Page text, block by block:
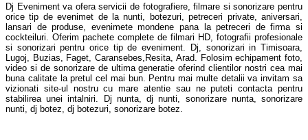
Dj Eveniment va ofera servicii de fotografiere, filmare si sonorizare pentru
orice tip de evenimet de la nunti, botezuri, petreceri private, aniversari,
lansari de produse, evenimete mondene pana la petreceri de firma si
cockteiluri. Oferim pachete complete de filmari HD, fotografii profesionale
si sonorizari pentru orice tip de eveniment. Dj, sonorizari in Timisoara,
Lugoj, Buzias, Faget, Caransebes,Resita, Arad. Folosim echipament foto,
video si de sonorizare de ultima generatie oferind clientilor nostri cea mai
buna calitate la pretul cel mai bun. Pentru mai multe detalii va invitam sa
vizionati site-ul nostru cu mare atentie sau ne puteti contacta pentru
stabilirea unei intalniri. Dj nunta, dj nunti, sonorizare nunta, sonorizare
nunti, dj botez, dj botezuri, sonorizare botez.